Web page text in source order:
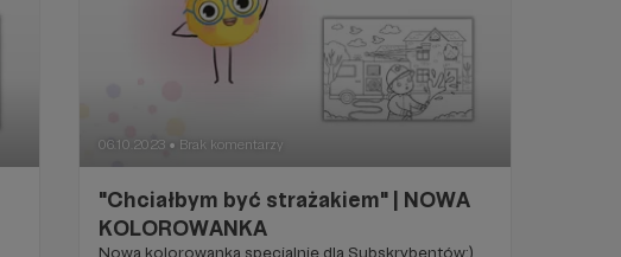
06.10.2023 ● Brak komentarzy
"Chciałbym być strażakiem" | NOWA
KOLOROWANKA
Nowa kolorowanka specjalnie dla Subskrybentów;)